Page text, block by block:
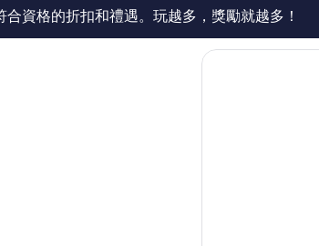
論
合資格的折扣和禮遇。玩越多，獎勵就越多！